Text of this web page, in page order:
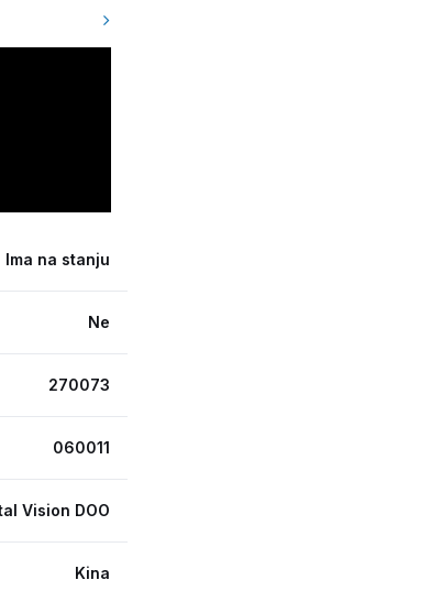
Ima na stanju
Ne
270073
060011
Vision DOO
Kina